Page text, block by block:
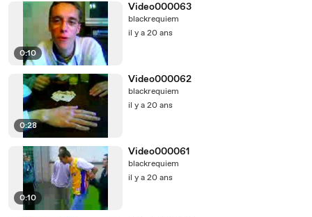
0:10
Video000063
blackrequiem
il y a 20 ans
0:28
Video000062
blackrequiem
il y a 20 ans
0:10
Video000061
blackrequiem
il y a 20 ans